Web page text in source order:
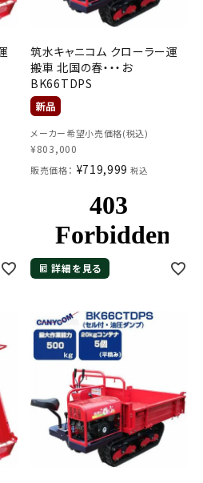
わせ
間受付
筑水キャニコム クローラー運
搬車 北国の春・・・お
BK66TDPS
メーカー希望小売価格(税込)
¥803,000
販売価格： ¥719,999 税込
詳細を見る